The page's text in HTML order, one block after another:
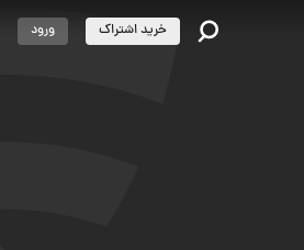
خرید اشتراک ورود